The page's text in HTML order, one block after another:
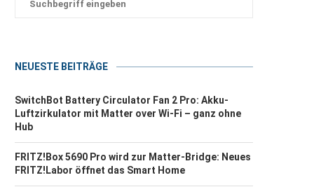
NEUESTE BEITRÄGE
SwitchBot Battery Circulator Fan 2 Pro: Akku-
Luftzirkulator mit Matter over Wi-Fi – ganz ohne
Hub
FRITZ!Box 5690 Pro wird zur Matter-Bridge: Neues
FRITZ!Labor öffnet das Smart Home